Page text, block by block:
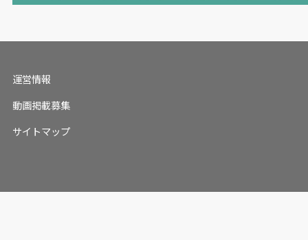
運営情報
動画掲載募集
サイトマップ